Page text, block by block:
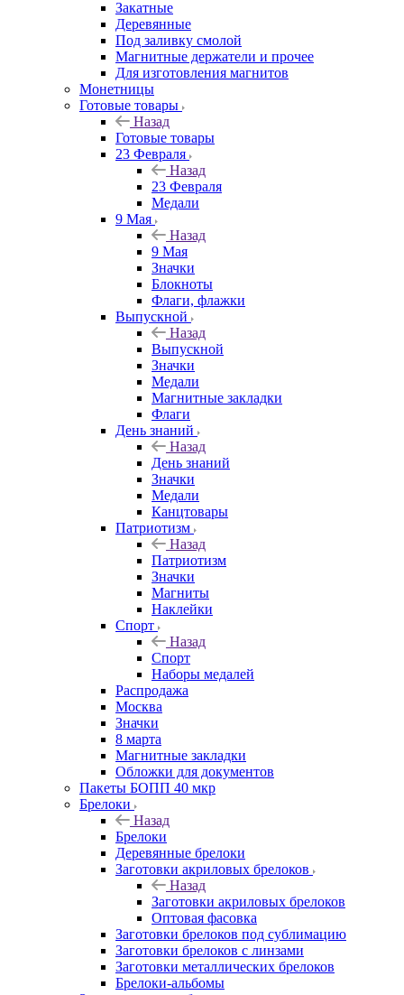
Закатные
Деревянные
Под заливку смолой
Магнитные держатели и прочее
Для изготовления магнитов
Монетницы
Готовые товары
Назад
Готовые товары
23 Февраля
Назад
23 Февраля
Медали
9 Мая
Назад
9 Мая
Значки
Блокноты
Флаги, флажки
Выпускной
Назад
Выпускной
Значки
Медали
Магнитные закладки
Флаги
День знаний
Назад
День знаний
Значки
Медали
Канцтовары
Патриотизм
Назад
Патриотизм
Значки
Магниты
Наклейки
Спорт
Назад
Спорт
Наборы медалей
Распродажа
Москва
Значки
8 марта
Магнитные закладки
Обложки для документов
Пакеты БОПП 40 мкр
Брелоки
Назад
Брелоки
Деревянные брелоки
Заготовки акриловых брелоков
Назад
Заготовки акриловых брелоков
Оптовая фасовка
Заготовки брелоков под сублимацию
Заготовки брелоков с линзами
Заготовки металлических брелоков
Брелоки-альбомы